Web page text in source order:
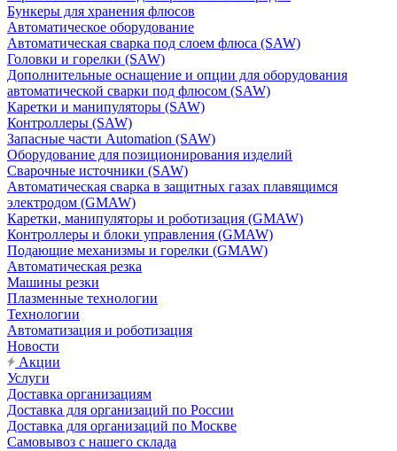
Бункеры для хранения флюсов
Автоматическое оборудование
Автоматическая сварка под слоем флюса (SAW)
Головки и горелки (SAW)
Дополнительные оснащение и опции для оборудования
автоматической сварки под флюсом (SAW)
Каретки и манипуляторы (SAW)
Контроллеры (SAW)
Запасные части Automation (SAW)
Оборудование для позиционирования изделий
Сварочные источники (SAW)
Автоматическая сварка в защитных газах плавящимся
электродом (GMAW)
Каретки, манипуляторы и роботизация (GMAW)
Контроллеры и блоки управления (GMAW)
Подающие механизмы и горелки (GMAW)
Автоматическая резка
Машины резки
Плазменные технологии
Технологии
Автоматизация и роботизация
Новости
Акции
Услуги
Доставка организациям
Доставка для организаций по России
Доставка для организаций по Москве
Самовывоз с нашего склада